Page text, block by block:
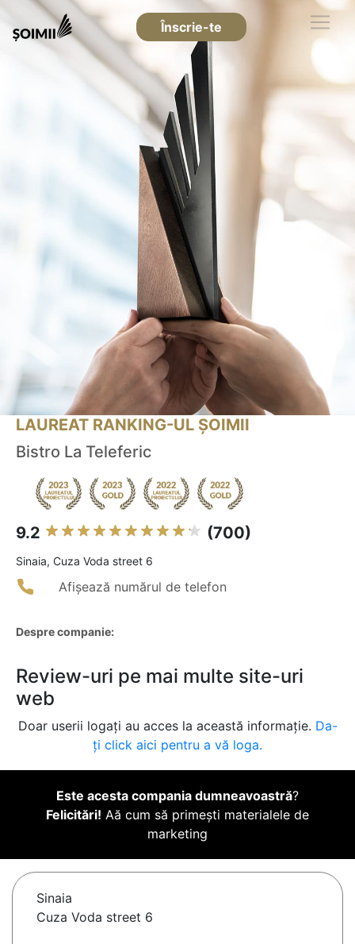
Înscrie-te
LAUREAT RANKING-UL ȘOIMII
Bistro La Teleferic
9.2 (700)
Sinaia, Cuza Voda street 6
Afișează numărul de telefon
Despre companie:
Review-uri pe mai multe site-uri
web
Doar userii logați au acces la această informație. Da-
ți click aici pentru a vă loga.
Este acesta compania dumneavoastră?
Felicitări! Aă cum să primești materialele de
marketing
Sinaia
Cuza Voda street 6